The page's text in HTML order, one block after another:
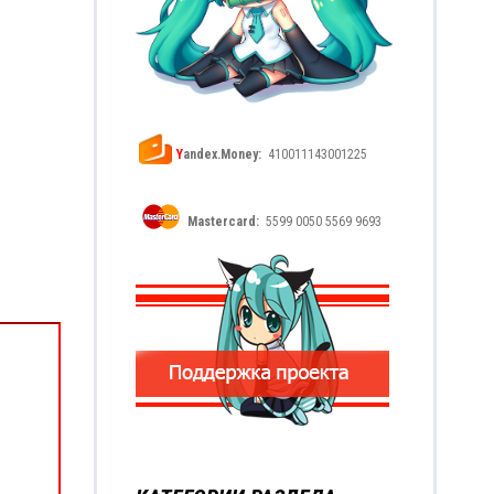
Yandex.Money:410011143001225
Mastercard:5599 0050 5569 9693